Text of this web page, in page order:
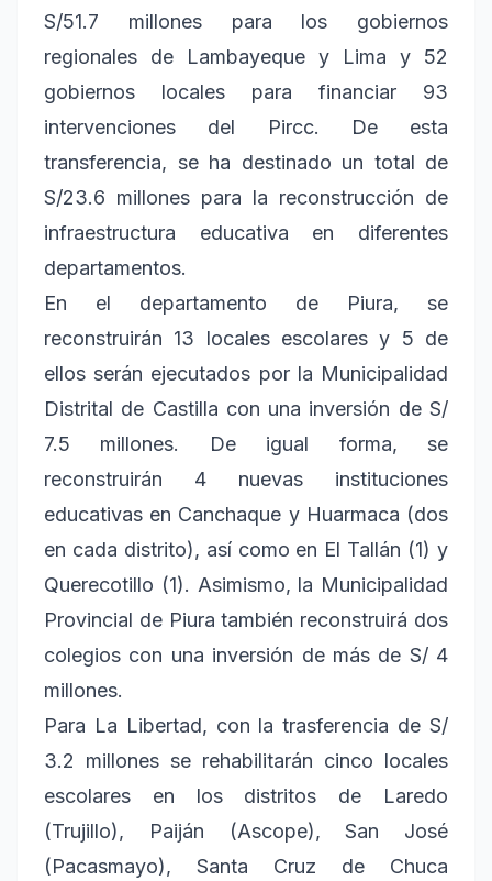
S/51.7 millones para los gobiernos
regionales de Lambayeque y Lima y 52
gobiernos locales para financiar 93
intervenciones del Pircc. De esta
transferencia, se ha destinado un total de
S/23.6 millones para la reconstrucción de
infraestructura educativa en diferentes
departamentos.
En el departamento de Piura, se
reconstruirán 13 locales escolares y 5 de
ellos serán ejecutados por la Municipalidad
Distrital de Castilla con una inversión de S/
7.5 millones. De igual forma, se
reconstruirán 4 nuevas instituciones
educativas en Canchaque y Huarmaca (dos
en cada distrito), así como en El Tallán (1) y
Querecotillo (1). Asimismo, la Municipalidad
Provincial de Piura también reconstruirá dos
colegios con una inversión de más de S/ 4
millones.
Para La Libertad, con la trasferencia de S/
3.2 millones se rehabilitarán cinco locales
escolares en los distritos de Laredo
(Trujillo), Paiján (Ascope), San José
(Pacasmayo), Santa Cruz de Chuca